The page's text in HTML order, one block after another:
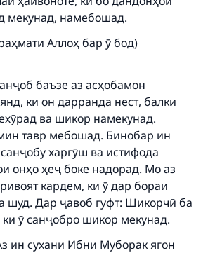
мекунад, намебошад.
Аллоҳ бар ӯ бод)
баъзе аз асҳобамон
ки он дарранда нест, балки
ва шикор намекунад.
тавр мебошад. Бинобар ин
харгӯш ва истифода
онҳо ҳеҷ боке надорад. Мо аз
кардем, ки ӯ дар бораи
шуд. Дар ҷавоб гуфт: Шикорчӣ ба
ӯ санҷобро шикор мекунад.
ин сухани Ибни Муборак ягон